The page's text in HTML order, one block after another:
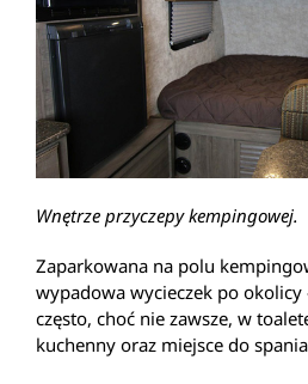
Wnętrze przyczepy kempingowej.
Zaparkowana na polu
wypadowa wycieczek po okolicy
często, choć nie zawsze, w
kuchenny oraz miejsce do